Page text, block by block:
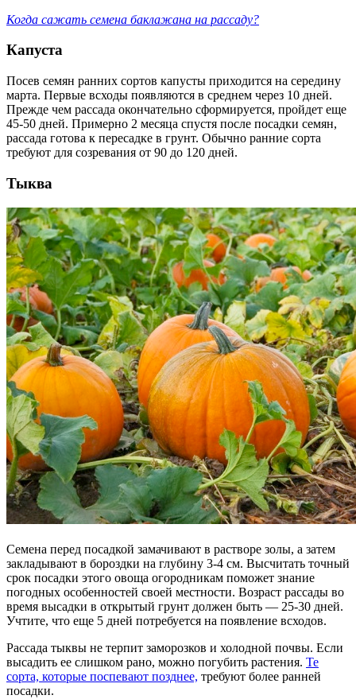
Когда сажать семена баклажана на рассаду?
Капуста
Посев семян ранних сортов капусты приходится на середину
марта. Первые всходы появляются в среднем через 10 дней.
Прежде чем рассада окончательно сформируется, пройдет еще
45-50 дней. Примерно 2 месяца спустя после посадки семян,
рассада готова к пересадке в грунт. Обычно ранние сорта
требуют для созревания от 90 до 120 дней.
Тыква
Семена перед посадкой замачивают в растворе золы, а затем
закладывают в бороздки на глубину 3-4 см. Высчитать точный
срок посадки этого овоща огородникам поможет знание
погодных особенностей своей местности. Возраст рассады во
время высадки в открытый грунт должен быть — 25-30 дней.
Учтите, что еще 5 дней потребуется на появление всходов.
Рассада тыквы не терпит заморозков и холодной почвы. Если
высадить ее слишком рано, можно погубить растения. Те
сорта, которые поспевают позднее, требуют более ранней
посадки.